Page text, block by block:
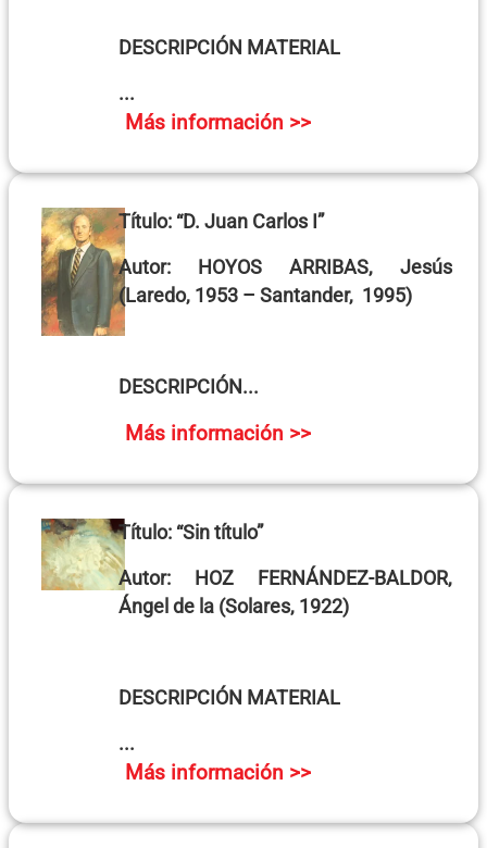
DESCRIPCIÓN MATERIAL
...
Más información >>
Título: “D. Juan Carlos I”
Autor: HOYOS ARRIBAS, Jesús
(Laredo, 1953 – Santander, 1995)
DESCRIPCIÓN...
Más información >>
Título: “Sin título”
Autor:HOZ FERNÁNDEZ-BALDOR,
Ángel de la(Solares, 1922)
DESCRIPCIÓN MATERIAL
...
Más información >>